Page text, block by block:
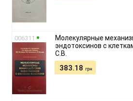
006311
Молекулярные
эндотоксинов с
С.В.
383.18 грн